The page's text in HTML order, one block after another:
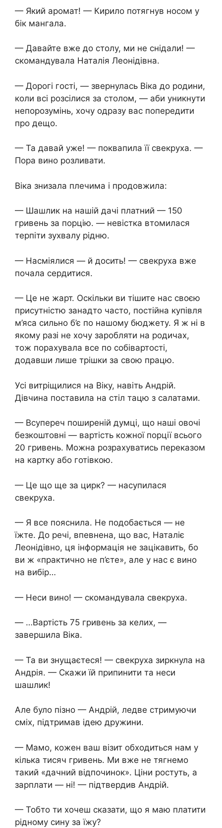
— Який аромат! — Кирило потягнув носом у
бік мангала.
— Давайте вже до столу, ми не снідали! —
скомандувала Наталія Леонідівна.
— Дорогі гості, — звернулась Віка до родини,
коли всі розсілися за столом, — аби уникнути
непорозумінь, хочу одразу вас попередити
про дещо.
— Та давай уже! — поквапила її свекруха. —
Пора вино розливати.
Віка знизала плечима і продовжила:
— Шашлик на нашій дачі платний — 150
гривень за порцію. — невістка втомилася
терпіти зухвалу рідню.
— Насміялися — й досить! — свекруха вже
почала сердитися.
— Це не жарт. Оскільки ви тішите нас своєю
присутністю занадто часто, постійна купівля
м’яса сильно б’є по нашому бюджету. Я ж ні в
якому разі не хочу заробляти на родичах,
тож порахувала все по собівартості,
додавши лише трішки за свою працю.
Усі витріщилися на Віку, навіть Андрій.
Дівчина поставила на стіл тацю з салатами.
— Всупереч поширеній думці, що наші овочі
безкоштовні — вартість кожної порції всього
20 гривень. Можна розрахуватись переказом
на картку або готівкою.
— Це що ще за цирк? — насупилася
свекруха.
— Я все пояснила. Не подобається — не
їжте. До речі, впевнена, що вас, Наталіє
Леонідівно, ця інформація не зацікавить, бо
ви ж «практично не п’єте», але у нас є вино
на вибір…
— Неси вино! — скомандувала свекруха.
— …Вартість 75 гривень за келих, —
завершила Віка.
— Та ви знущаєтеся! — свекруха зиркнула на
Андрія. — Скажи їй припинити та неси
шашлик!
Але було пізно — Андрій, ледве стримуючи
сміх, підтримав ідею дружини.
— Мамо, кожен ваш візит обходиться нам у
кілька тисяч гривень. Ми вже не тягнемо
такий «дачний відпочинок». Ціни ростуть, а
зарплати — ні! — підтвердив Андрій.
— Тобто ти хочеш сказати, що я маю платити
рідному сину за їжу?